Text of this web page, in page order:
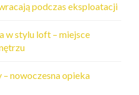
podczas eksploatacji
w stylu loft – miejsce
nowoczesna opieka